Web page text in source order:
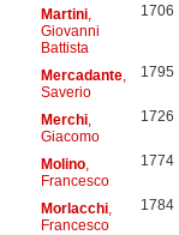
Martini,
Giovanni
Battista
1706
Mercadante,
Saverio
1795
Merchi,
Giacomo
1726
Molino,
Francesco
1774
Morlacchi,
Francesco
1784